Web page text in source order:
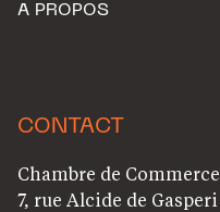
A PROPOS
CONTACT
Chambre de Commerce
7, rue Alcide de Gasperi